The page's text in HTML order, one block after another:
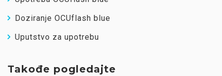
Doziranje OCUflash blue
Uputstvo za upotrebu
Takođe pogledajte